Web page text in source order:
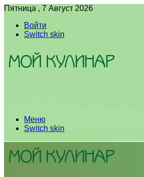
Пятница , 7 Август 2026
Войти
Switch skin
Меню
Switch skin